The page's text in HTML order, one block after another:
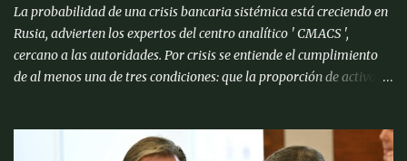
La probabilidad de una crisis bancaria sistémica está creciendo en
Rusia, advierten los expertos del centro analítico ' CMACS ',
cercano a las autoridades. Por crisis se entiende el cumplimiento
de al menos una de tres condiciones: que la proporción de activos
significativas de fondos de sus cuentas; reorganización forzosa de